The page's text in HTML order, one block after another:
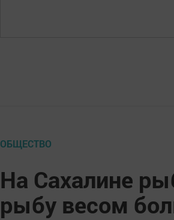
ОБЩЕСТВО
На Сахалине
рыбу весом